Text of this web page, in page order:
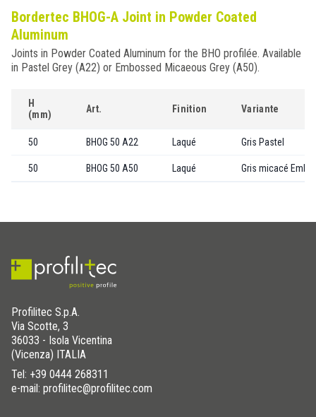
Bordertec BHOG-A Joint in Powder Coated
Aluminum
Joints in Powder Coated Aluminum for the BHO profilée. Available
in Pastel Grey (A22) or Embossed Micaeous Grey (A50).
H
(mm)
Art. Finition Variante
50 BHOG 50 A22 Laqué Gris Pastel
50 BHOG 50 A50 Laqué Gris micacé
Profilitec S.p.A.
Via Scotte, 3
36033 - Isola Vicentina
(Vicenza) ITALIA
Tel: +39 0444 268311
e-mail: profilitec@profilitec.com